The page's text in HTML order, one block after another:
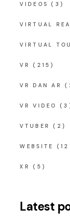
VIDEOS (3)
VIRTUAL
VIRTUAL
VR (215)
VR DAN AR
VR VIDEO
VTUBER (2)
WEBSITE
XR (5)
Latest